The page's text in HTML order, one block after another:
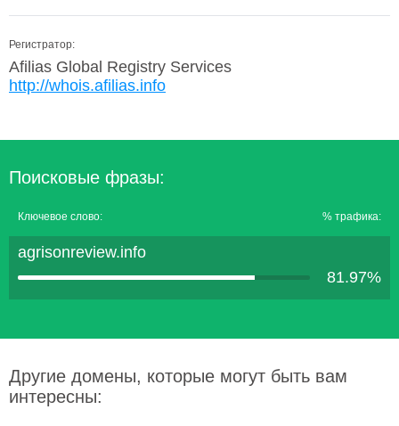
Регистратор:
Afilias Global Registry Services
http://whois.afilias.info
Поисковые фразы:
Ключевое слово: % трафика:
agrisonreview.info
81.97%
Другие домены, которые могут быть вам
интересны: